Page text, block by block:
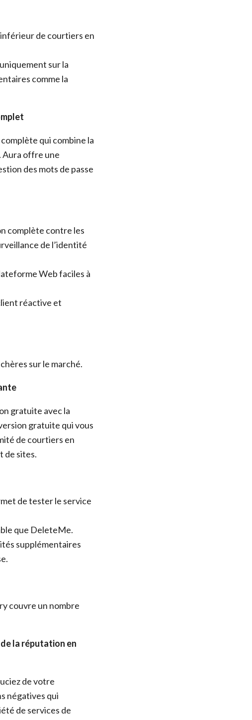
de courtiers en
sur la
comme la
qui combine la
Aura offre une
des mots de passe
complète contre les
de l’identité
Web faciles à
réactive et
sur le marché.
gratuite avec la
gratuite qui vous
de courtiers en
de sites.
de tester le service
que DeleteMe.
supplémentaires
couvre un nombre
la réputation en
de votre
négatives qui
de services de